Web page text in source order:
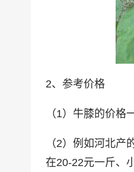
2、参考价格
（1）牛膝的价格
（2）例如河北
在20-22元一斤、